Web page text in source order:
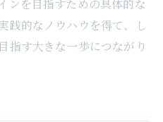
ンを目指すための具体的な
践的なノウハウを得て、し
指す大きな一歩につながり